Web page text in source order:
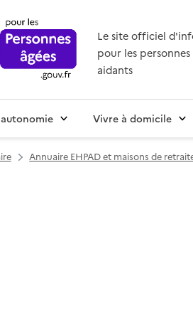
Le site officiel
pour les personnes
aidants
Vivre à domicile
Annuaire EHPAD et maisons de